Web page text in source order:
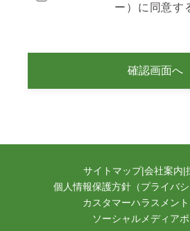
ー）に同意す
確認画面へ
サイトマップ|会社案内|
個人情報保護方針（プライバシ
カスタマーハラスメン
ソーシャルメディア